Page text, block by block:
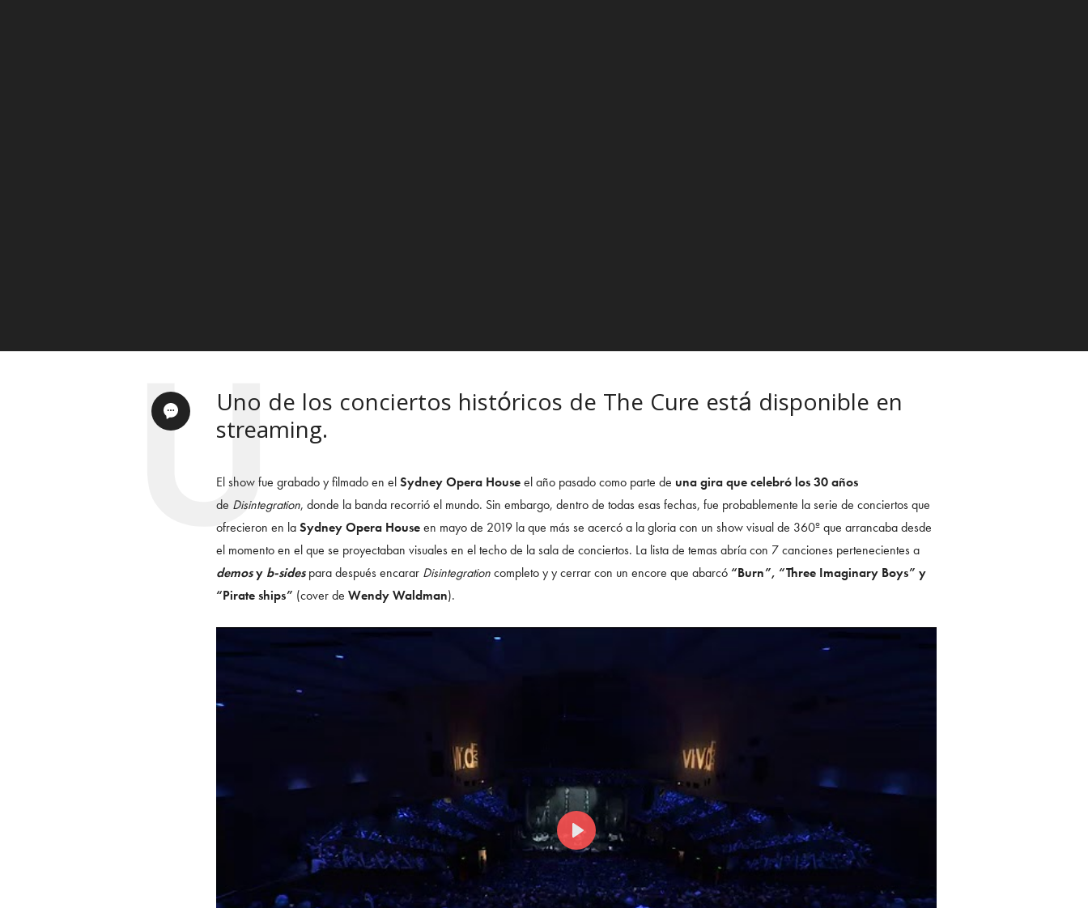
Uno de los conciertos históricos de The Cure está disponible en
streaming.
El show fue grabado y filmado en elSydney Opera Houseel año pasado como parte de una gira que celebró los 30 años
de Disintegration, donde la banda recorrió el mundo. Sin embargo, dentro de todas esas fechas, fue probablemente la serie de conciertos que
ofrecieron en laSydney Opera Houseen mayo de 2019 la que más se acercó a la gloria con un show visual de 360º que arrancaba desde
el momento en el que se proyectaban visuales en el techo de la sala de conciertos. La lista de temas abría con 7 canciones pertenecientes a
demosy b-sidespara después encarar Disintegrationcompleto y y cerrar con un encore que abarcó “Burn”, “Three Imaginary Boys” y
“Pirate ships” (cover de Wendy Waldman).
Play